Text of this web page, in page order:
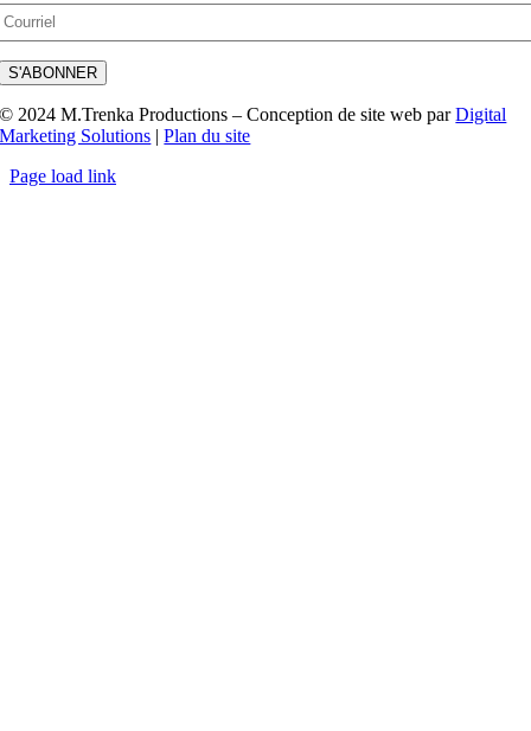
S'ABONNER
© 2024 M.Trenka Productions – Conception de site web parDigital
Marketing Solutions |Plan du site
Page load link